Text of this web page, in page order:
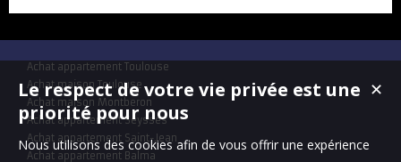
Achat appartement Toulouse
Achat maison Toulouse
Achat maison Montberon
Achat appartement Seysses
Achat appartement Saint-Jean
Achat appartement Balma
✕
Le respect de votre vie privée est une
priorité pour nous
Nous utilisons des cookies afin de vous offrir une expérience